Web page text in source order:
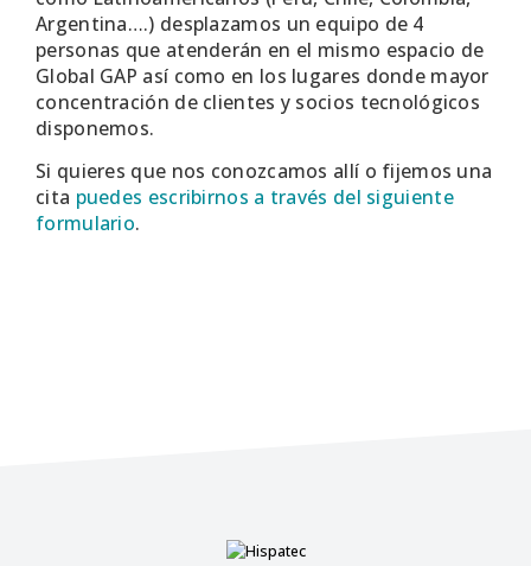
Argentina….) desplazamos un equipo de 4
personas que atenderán en el mismo espacio de
Global GAP así como en los lugares donde mayor
concentración de clientes y socios tecnológicos
disponemos.
Si quieres que nos conozcamos allí o fijemos una
cita puedes escribirnos a través del siguiente
formulario.